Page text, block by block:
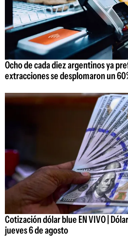
Ocho de cada diez argentinos ya
extracciones se desplomaron un
Cotización dólar blue EN VIVO |
jueves 6 de agosto